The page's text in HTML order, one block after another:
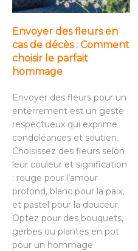
Envoyer des fleurs en
cas de décès : Comment
choisir le parfait
hommage
Envoyer des fleurs pour un
enterrement est un geste
respectueux qui exprime
condoléances et soutien.
Choisissez des fleurs selon
leur couleur et signification
: rouge pour l’amour
profond, blanc pour la paix,
et pastel pour la douceur.
Optez pour des bouquets,
gerbes ou plantes en pot
pour un hommage